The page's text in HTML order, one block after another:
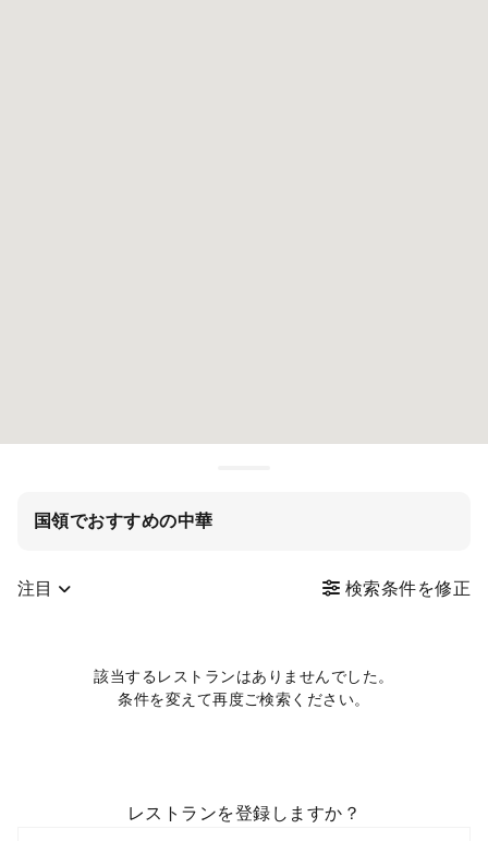
国領でおすすめの中華
注目 検索条件を修正
該当するレストランはありませんでした。
条件を変えて再度ご検索ください。
レストランを登録しますか？